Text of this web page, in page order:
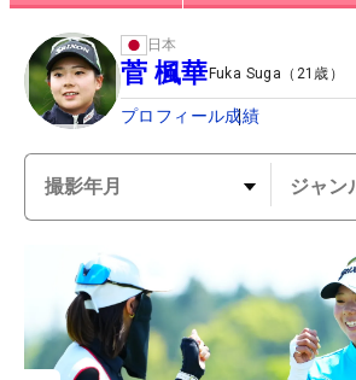
日本
菅 楓華Fuka Suga （ 21 歳）
プロフィール成績